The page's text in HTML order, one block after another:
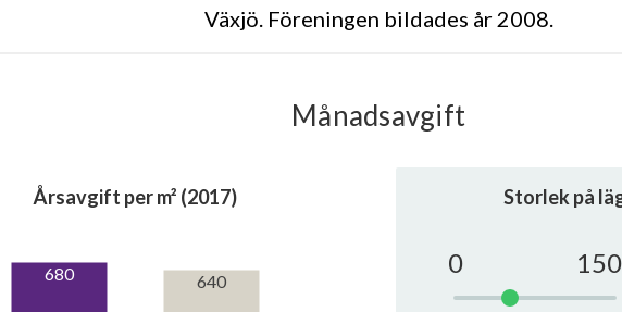
Växjö. Föreningen bildades år 2008
Månadsavgift
Årsavgift per m² (2017)
680 640
Storlek på
0 150